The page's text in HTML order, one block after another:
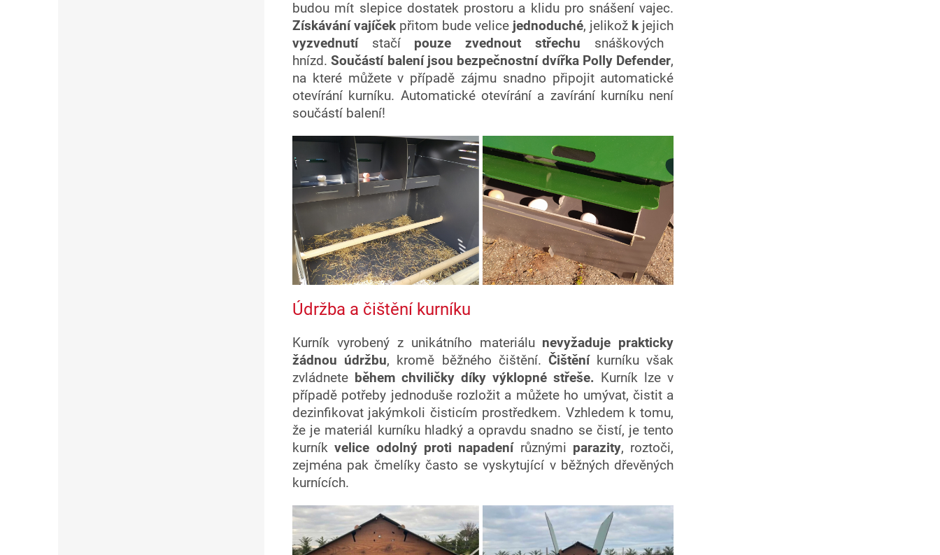
budou mít slepice dostatek prostoru a klidu pro snášení vajec.
Získávání vajíček přitom bude velice jednoduché, jelikož k jejich
vyzvednutístačí pouze zvednout střechu snáškových
hnízd.Součástí balení jsou bezpečnostní dvířka Polly Defender,
na které můžete v případě zájmu snadno připojit automatické
otevírání kurníku. Automatické otevírání a zavírání kurníku není
součástí balení!
Údržba a čištění kurníku
Kurník vyrobený z unikátního materiálu nevyžaduje prakticky
žádnou údržbu, kromě běžného čištění. Čištěníkurníku však
zvládnete během chviličky díky výklopné střeše. Kurník lze v
případě potřeby jednoduše rozložit a můžete ho umývat, čistit a
dezinfikovat jakýmkoli čisticím prostředkem. Vzhledem k tomu,
že je materiál kurníku hladký a opravdu snadno se čistí, je tento
kurníkvelice odolný proti napadenírůznými parazity, roztoči,
zejména pak čmelíky často se vyskytující v běžných dřevěných
kurnících.